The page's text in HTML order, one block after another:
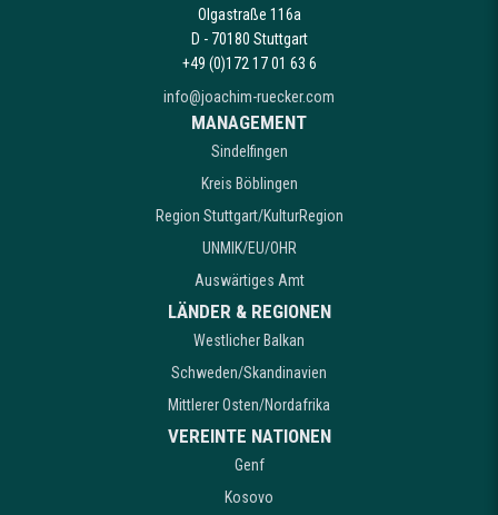
Olgastraße 116a
D - 70180 Stuttgart
+49 (0)172 17 01 63 6
info@joachim-ruecker.com
MANAGEMENT
Sindelfingen
Kreis Böblingen
Region Stuttgart/KulturRegion
UNMIK/EU/OHR
Auswärtiges Amt
LÄNDER & REGIONEN
Westlicher Balkan
Schweden/Skandinavien
Mittlerer Osten/Nordafrika
VEREINTE NATIONEN
Genf
Kosovo